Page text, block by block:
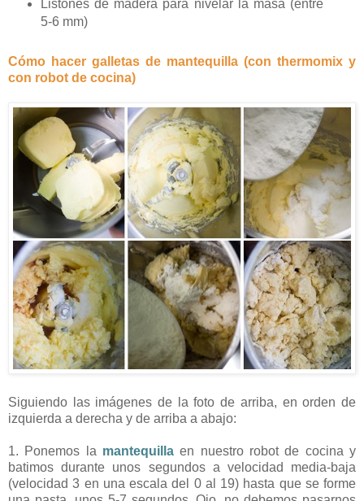
Listones de madera para nivelar la masa (entre
5-6 mm)
Cómo hacer galletas de mantequilla (con thermomix y
con robot de cocina)
Siguiendo las imágenes de la foto de arriba, en orden de
izquierda a derecha y de arriba a abajo:
1. Ponemos la mantequilla en nuestro robot de cocina y
batimos durante unos segundos a velocidad media-baja
(velocidad 3 en una escala del 0 al 19) hasta que se forme